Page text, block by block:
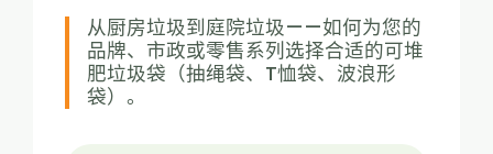
从厨房垃圾到庭院垃圾——如何为您的
品牌、市政或零售系列选择合适的可堆
肥垃圾袋（抽绳袋、T恤袋、波浪形
袋）。